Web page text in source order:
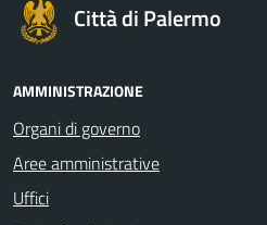
Città di Palermo
AMMINISTRAZIONE
Organi di governo
Aree amministrative
Uffici